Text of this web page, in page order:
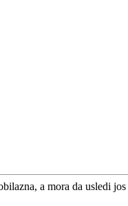
a mora da usledi